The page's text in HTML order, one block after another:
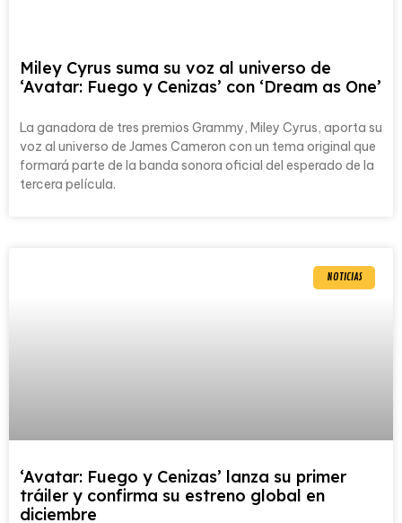
Miley Cyrus suma su voz al universo de
‘Avatar: Fuego y Cenizas’ con ‘Dream as One’
La ganadora de tres premios Grammy, Miley Cyrus, aporta su
voz al universo de James Cameron con un tema original que
formará parte de la banda sonora oficial del esperado de la
tercera película.
NOTICIAS
‘Avatar: Fuego y Cenizas’ lanza su primer
tráiler y confirma su estreno global en
diciembre